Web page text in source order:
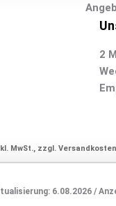
2
MwSt., zzgl. Versandkosten
6.08.2026 /